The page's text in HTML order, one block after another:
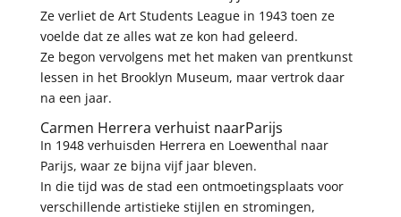
Ze verliet de Art Students League in 1943 toen ze
voelde dat ze alles wat ze kon had geleerd.
Ze begon vervolgens met het maken van prentkunst
lessen in het Brooklyn Museum, maar vertrok daar
na een jaar.
Carmen Herrera verhuist naarParijs
In 1948 verhuisden Herrera en Loewenthal naar
Parijs, waar ze bijna vijf jaar bleven.
In die tijd was de stad een ontmoetingsplaats voor
verschillende artistieke stijlen en stromingen,